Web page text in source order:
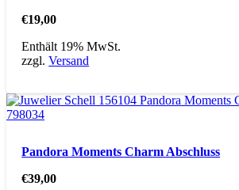
€19,00
Enthält 19% MwSt.
zzgl.Versand
Pandora Moments Charm Abschluss
€39,00